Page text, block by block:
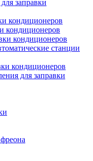
заправки
кондиционеров
кондиционеров
кондиционеров
станции
кондиционеров
для заправки